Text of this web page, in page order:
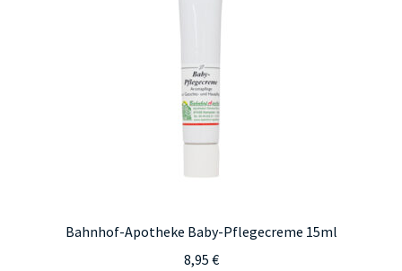
Bahnhof-Apotheke Baby-Pflegecreme 15ml
8,95 €